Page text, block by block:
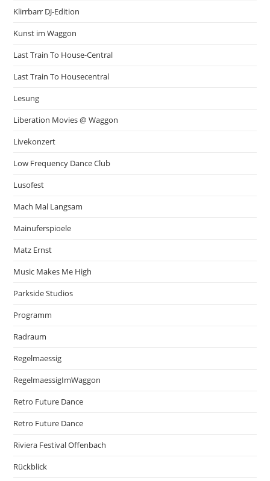
Klirrbarr DJ-Edition
Kunst im Waggon
Last Train To House-Central
Last Train To Housecentral
Lesung
Liberation Movies @ Waggon
Livekonzert
Low Frequency Dance Club
Lusofest
Mach Mal Langsam
Mainuferspioele
Matz Ernst
Music Makes Me High
Parkside Studios
Programm
Radraum
Regelmaessig
RegelmaessigImWaggon
Retro Future Dance
Retro Future Dance
Riviera Festival Offenbach
Rückblick